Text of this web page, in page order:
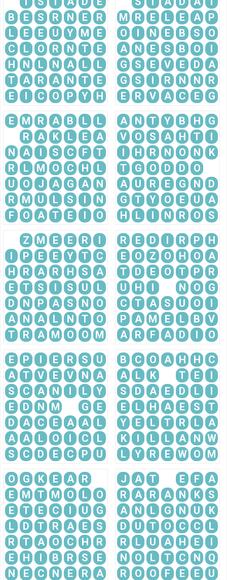
B
E S R N E
R
L
E E U Y M
E
C
L O R N T
E
H
N L N A L
L
T
A R A N T
E
E
I C O P Y H
M
R E L E A
P
O
I N E B S
O
A
N E S B O
I
G
S E V E D
A
G
S I R N N
R
E
R V A C E G
E M R A B L
L
R
A K L E
A
N
A I S C F
T
R
L M O C H
L
U
O J A G A
N
R
M U L S I
N
F
O A T E I O
A N T Y B H
G
V
O S A H T
I
I
H R N O N
K
T
G O D D
O
A
U R E G N
D
G
T Y O E U
A
H
L I N R O S
Z M E E R
I
I
P E E Y T
C
H
R A R H S
A
E
T S I S U
L
D
N P A S N
O
A
N A L N T
O
T
R A M O O M
R E D I R P
H
E
O Z O H O
A
T
D E O T P
R
U
H I N O
G
C
T A S U O
I
P
A M E L B
V
A
R F A D I O
E P I E R S
U
A
T V E V N
A
S
C A N I L
Y
E
D N M G
E
D
A C E A A
L
A
A L O I C
L
S
C D E C P U
B C O A H H
C
A
L K T E
I
S
D A E D L
I
E
L H A E S
T
Y
E L T R L
A
K
I L L A N W
L
Y R E W O M
O G K E A
R
E
M T M O L
O
E
T E C I U
G
L
D T R A E
S
R
T A O C H
R
E
H I B R S
E
N
E C N E R A
J A T E F
A
R
A R A N K
S
A
N L G N U
K
D
U T O C C
L
R
L U A H E
I
N
O L T C N
Q
R
O O F E E U